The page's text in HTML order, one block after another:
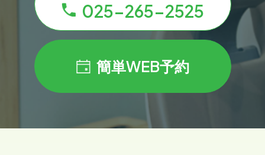
025-265-2525
簡単WEB予約